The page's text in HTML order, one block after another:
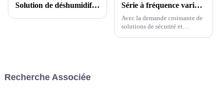
Solution de déshumidification à température constante pour piscine Série à fréquence variable à très basse température : Climatiseur central avec chauffage au sol
Avec la demande croissante de
solutions de sécurité et
Recherche Associée